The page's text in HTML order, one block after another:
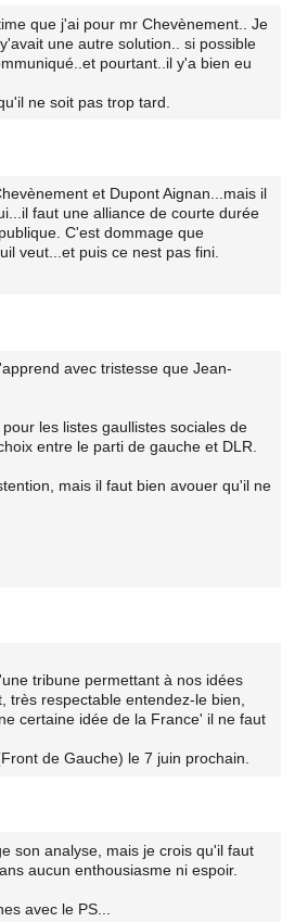
que j'ai pour mr Chevènement.. Je
une autre solution.. si possible
pourtant..il y'a bien eu
ne soit pas trop tard.
et Dupont Aignan...mais il
faut une alliance de courte durée
C'est dommage que
veut...et puis ce nest pas fini.
avec tristesse que Jean-
les listes gaullistes sociales de
entre le parti de gauche et DLR.
mais il faut bien avouer qu'il ne
tribune permettant à nos idées
très respectable entendez-le bien,
certaine idée de la France' il ne faut
de Gauche) le 7 juin prochain.
son analyse, mais je crois qu'il faut
aucun enthousiasme ni espoir.
avec le PS...